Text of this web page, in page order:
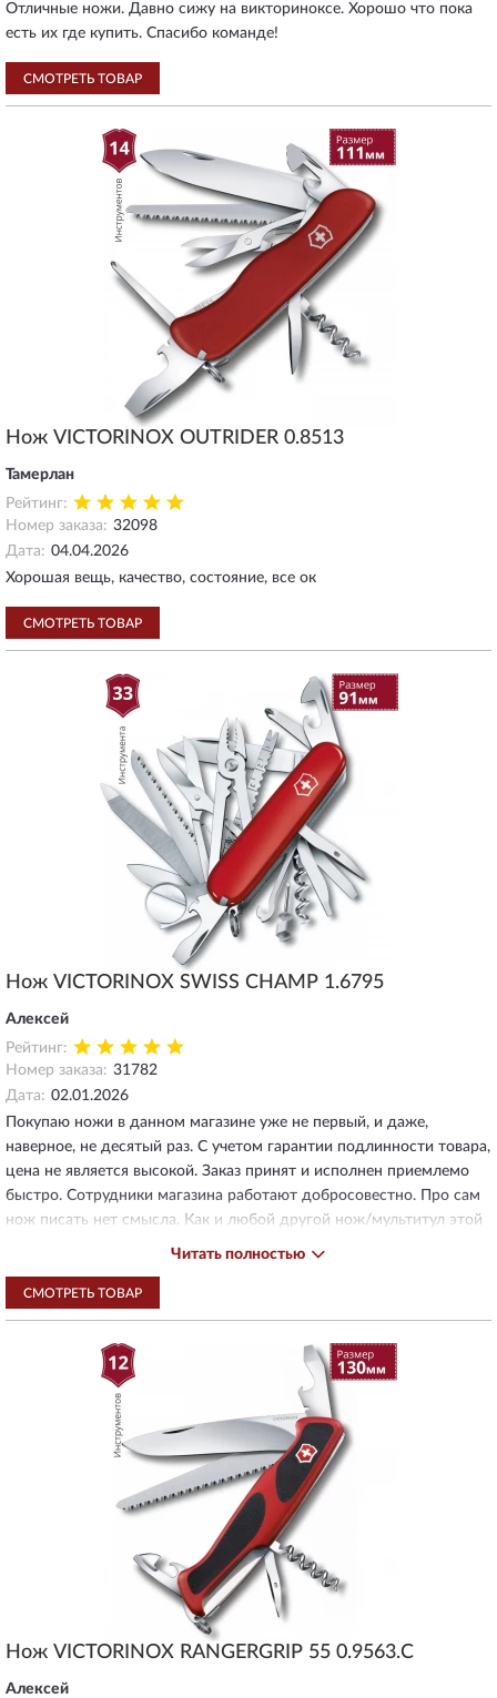
Отличные ножи. Давно сижу на викториноксе. Хорошо что пока
есть их где купить. Спасибо команде!
СМОТРЕТЬ ТОВАР
Нож VICTORINOX OUTRIDER 0.8513
Тамерлан
Рейтинг:
Номер заказа: 32098
Дата: 04.04.2026
Хорошая вещь, качество, состояние, все ок
СМОТРЕТЬ ТОВАР
Нож VICTORINOX SWISS CHAMP 1.6795
Алексей
Рейтинг:
Номер заказа: 31782
Дата: 02.01.2026
Покупаю ножи в данном магазине уже не первый, и даже,
наверное, не десятый раз. С учетом гарантии подлинности товара,
цена не является высокой. Заказ принят и исполнен приемлемо
быстро. Сотрудники магазина работают добросовестно. Про сам
нож писать нет смысла. Как и любой другой нож/мультитул этой
марки - это хорошо продуманное и качественно произведенное
производстве. Претензии к конкретному ножу могут быть только
в разрезе конкретного функционала (размера и набора
инструментов), но это все на вкус и потребности покупателя.
Читать полностью
СМОТРЕТЬ ТОВАР
Нож VICTORINOX RANGERGRIP 55 0.9563.C
Алексей